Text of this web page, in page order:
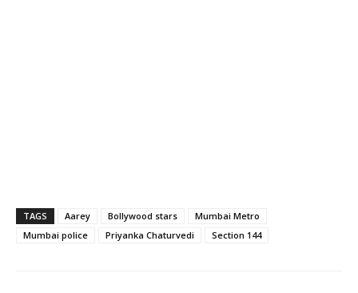
TAGS Aarey Bollywood stars
Mumbai Metro
Mumbai police
Priyanka Chaturvedi Section 144